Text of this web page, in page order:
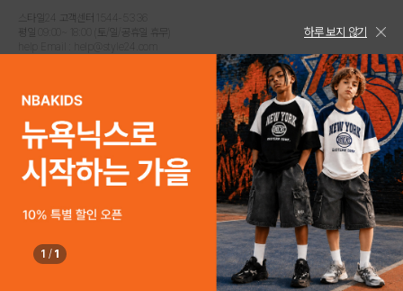
사업자등록번호 : 116-81-32499
통신판매업신고번호 : 제 2024-서울강남-04239
고객센터 1544-5336(평일 09:00~ 18:00 토/일/공휴일 휴무)
스타일24 고객센터 1544-5336
평일 09:00~ 18:00 (토/일/공휴일 휴무)
COPYRIGHTⓒ2021 STYLE24 ALL RIGHTS RESERVED.
하루 보지 않기
1 / 1